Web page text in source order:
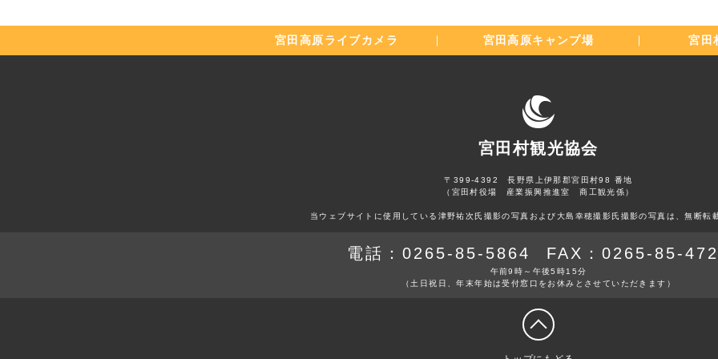
宮田高原ライブカメラ 宮田高原キャンプ場 宮田
宮田村観光協会
〒399-4392 長野県上伊那郡宮田村98 番地
（宮田村役場 産業振興推進室 商工観光係）
当ウェブサイトに使用している津野祐次氏撮影の写真および大島幸穂撮影氏撮影の写真は、無断転
電話： 0265-85-5864 FAX： 0265-85-
午前9時～午後5時15分
（土日祝日、年末年始は受付窓口をお休みとさせていただきます）